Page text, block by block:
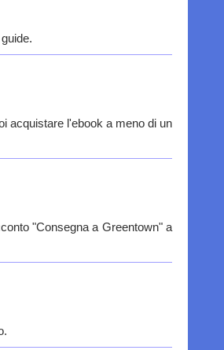
acquistare l'ebook a meno di un
"Consegna a Greentown" a